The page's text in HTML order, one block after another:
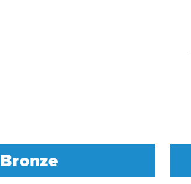
Bronze